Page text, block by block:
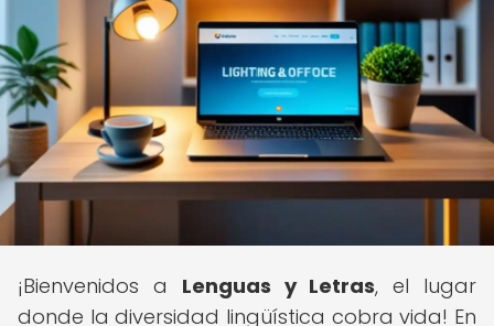
¡Bienvenidos a Lenguas y Letras, el lugar
donde la diversidad lingüística cobra vida! En